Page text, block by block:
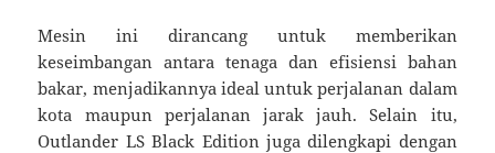
Mesin ini dirancang untuk memberikan
keseimbangan antara tenaga dan efisiensi bahan
bakar, menjadikannya ideal untuk perjalanan dalam
kota maupun perjalanan jarak jauh. Selain itu,
Outlander LS Black Edition juga dilengkapi dengan